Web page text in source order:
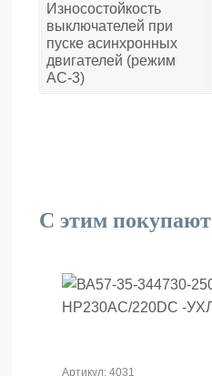
Износостойкость
выключателей при
пуске асинхронных
двигателей (режим
АС-3)
С этим покупают
Артикул: 4031